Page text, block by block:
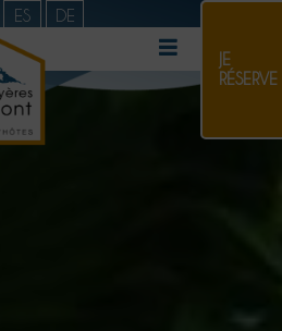
ES DE
JE
RÉSERVE